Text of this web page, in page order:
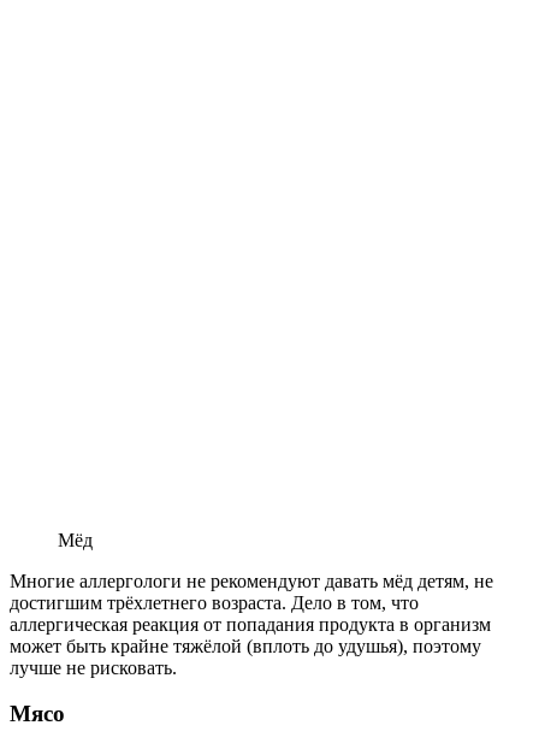
Мёд
Многие аллергологи не рекомендуют давать мёд детям, не
достигшим трёхлетнего возраста. Дело в том, что
аллергическая реакция от попадания продукта в организм
может быть крайне тяжёлой (вплоть до удушья), поэтому
лучше не рисковать.
Мясо